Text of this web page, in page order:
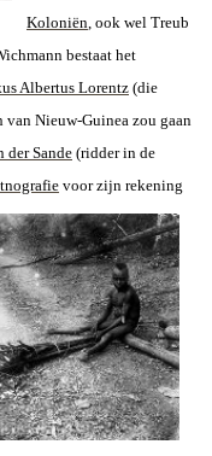
Koloniën , ook wel Treub
bestaat het
Albertus Lorentz (die
van Nieuw-Guinea zou gaan
der Sande (ridder in de
voor zijn rekening